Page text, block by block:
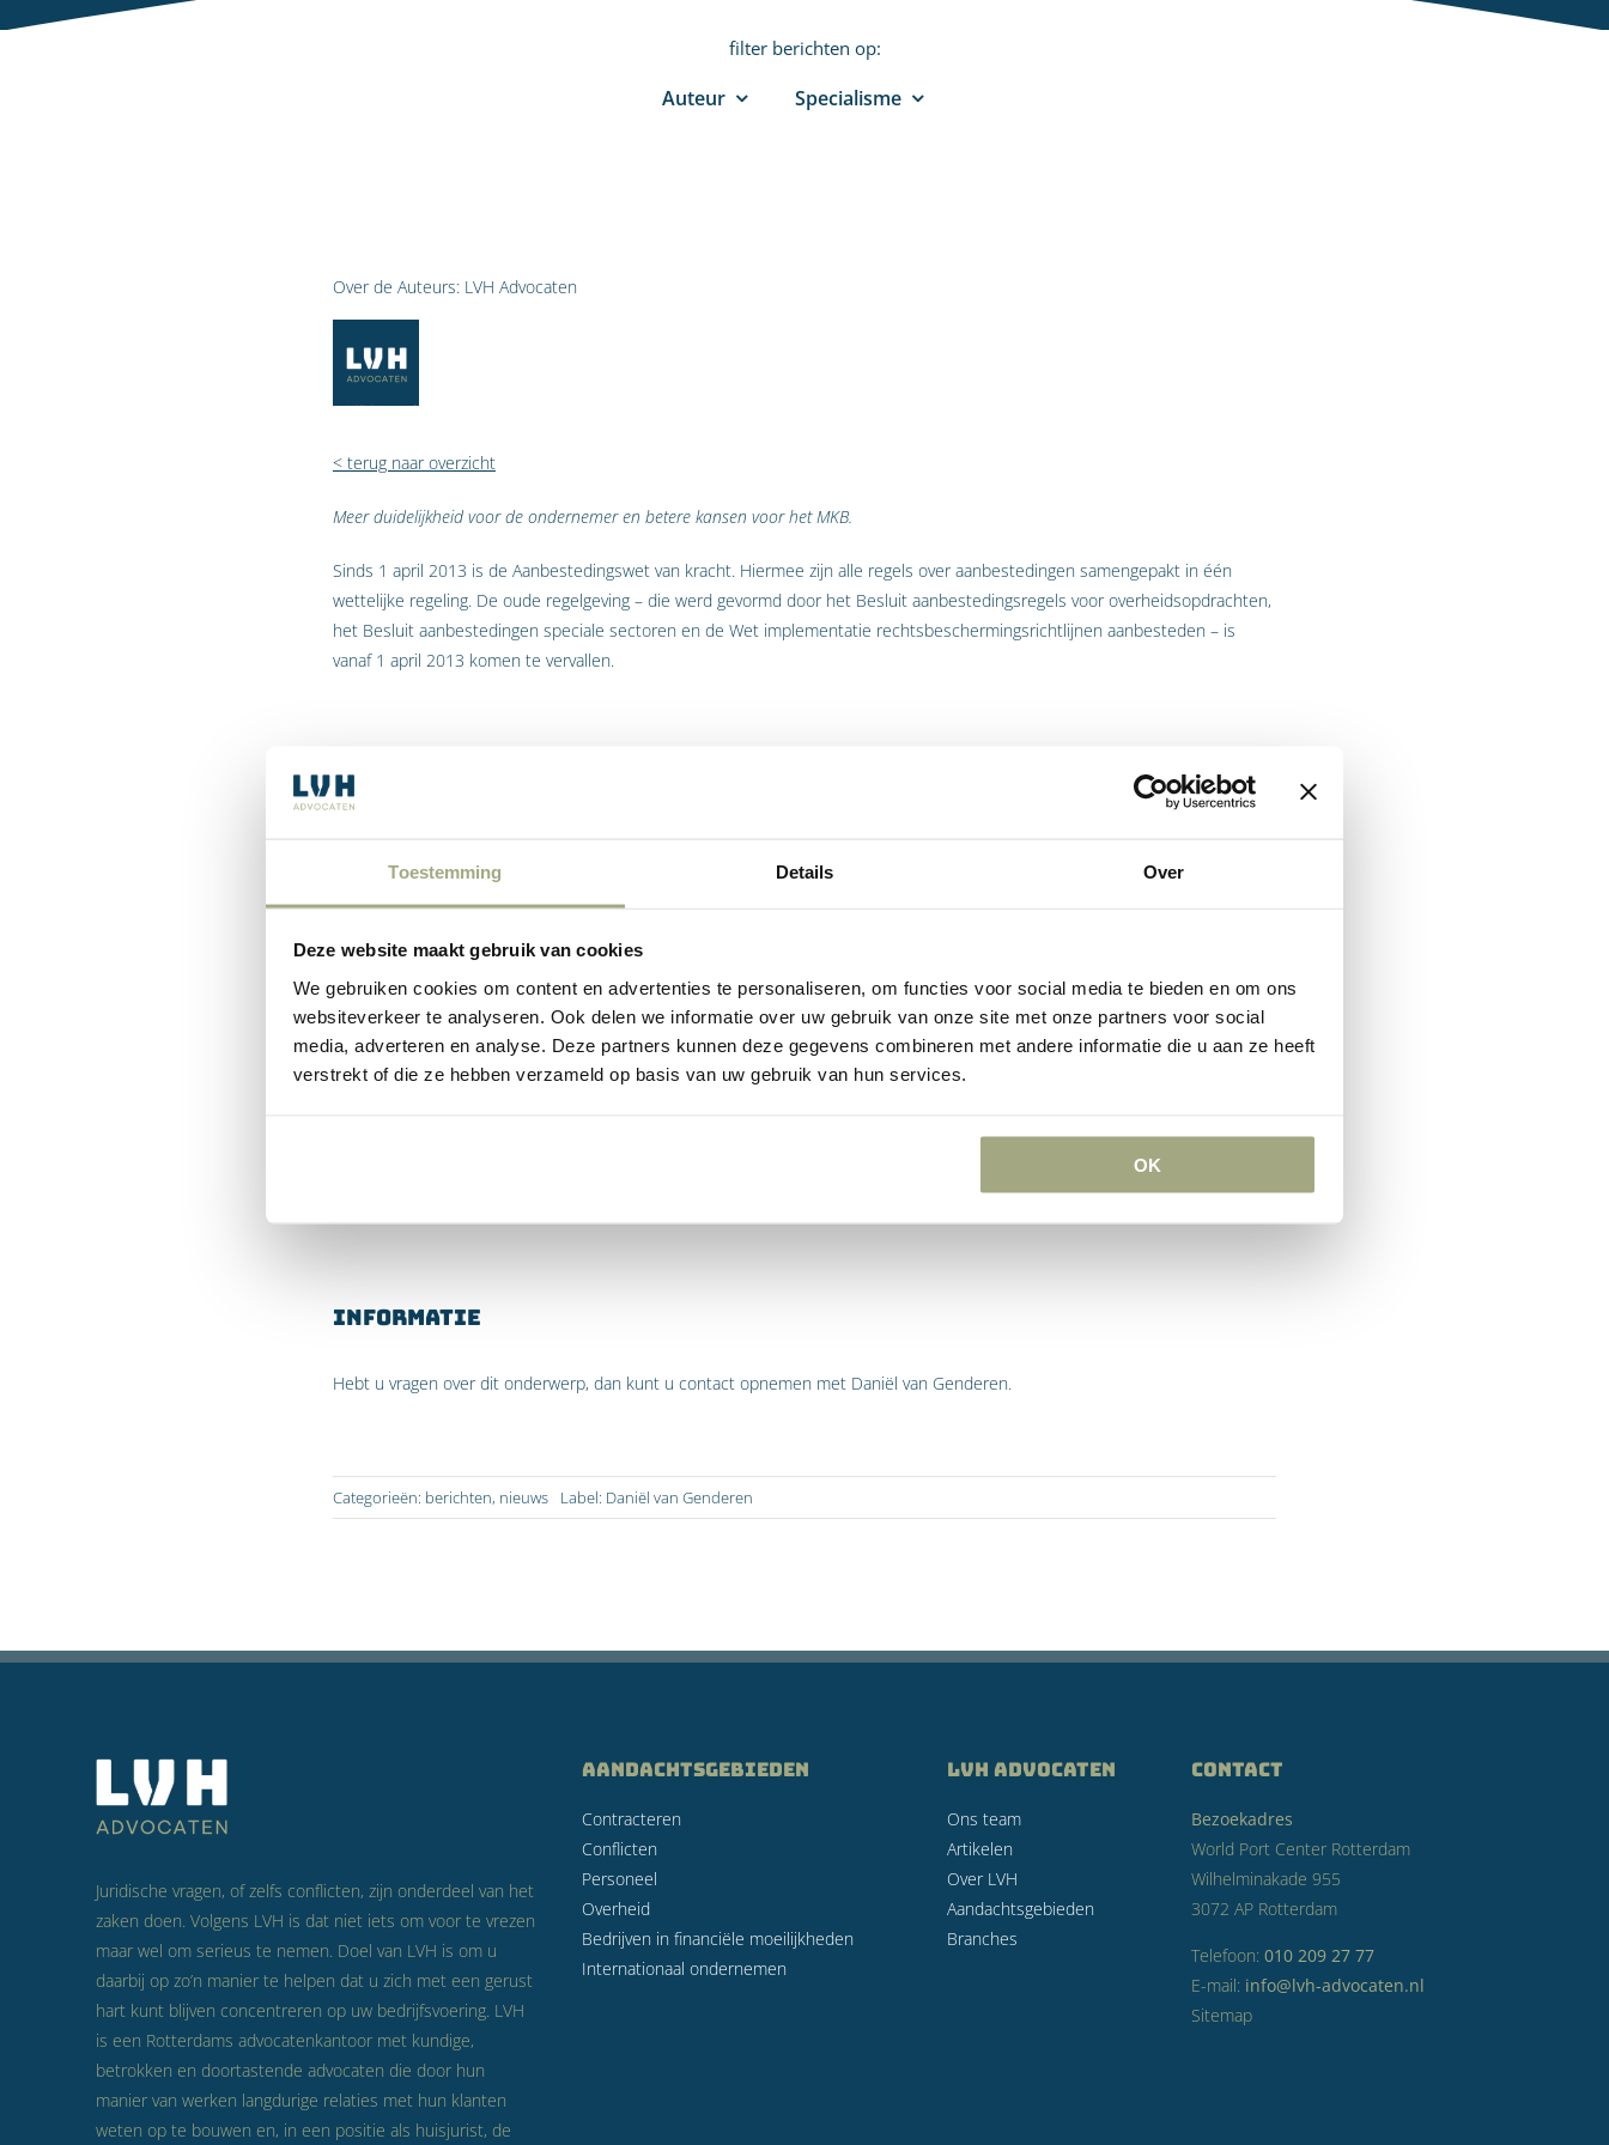
Toestemming Details Over
Deze website maakt gebruik van cookies
We gebruiken cookies om content en advertenties te personaliseren, om functies voor social media te bieden en om ons
websiteverkeer te analyseren. Ook delen we informatie over uw gebruik van onze site met onze partners voor social
media, adverteren en analyse. Deze partners kunnen deze gegevens combineren met andere informatie die u aan ze heeft
verstrekt of die ze hebben verzameld op basis van uw gebruik van hun services.
OK
filter berichten op:
Auteur Specialisme
Over de Auteurs: LVH Advocaten
< terug naar overzicht
Meer duidelijkheid voor de ondernemer en betere kansen voor het MKB.
Sinds 1 april 2013 is de Aanbestedingswet van kracht. Hiermee zijn alle regels over aanbestedingen samengepakt in één
wettelijke regeling. De oude regelgeving – die werd gevormd door het Besluit aanbestedingsregels voor overheidsopdrachten,
het Besluit aanbestedingen speciale sectoren en de Wet implementatie rechtsbeschermingsrichtlijnen aanbesteden – is
vanaf 1 april 2013 komen te vervallen.
Door één overkoepelende wettelijke regeling te vormen, maakt de Aanbestedingswet de regels over aanbestedingen
overzichtelijker. Dit komt de transparantie van aanbestedingsprocedures ten goede.
Om te beginnen moet de aanbestedende overheid bij iedere opdracht voortaan op objectieve gronden bepalen welk
verzoekt, moet de overheid de gemaakte keuze schriftelijk motiveren.
Daarnaast verbiedt de Aanbestedingswet het onnodig samenvoegen van opdrachten. Voor samenvoeging van twee of
meer kleinere opdrachten tot een grotere opdracht, moet de overheid een deugdelijke reden kunnen aanwijzen. Dit is
bedoeld om het midden- en kleinbedrijf een betere kans te geven in aanbestedingsprocedures. Grote ondernemingen
ondervinden nog te weinig concurrentie, omdat veel opdrachten te omvangrijk zijn voor kleinere partijen. Met deze
Een andere belangrijke wijziging betreft de termijn waarbinnen een inschrijver zich kan verzetten tegen een nadelige
uitkomst. Onder het vorige regime moest de teleurgestelde inschrijver minimaal 15 dagen krijgen om zich tot de
Informatie
Hebt u vragen over dit onderwerp, dan kunt u contact opnemen met Daniël van Genderen.
Categorieën: berichten, nieuws Label: Daniël van Genderen
Juridische vragen, of zelfs conflicten, zijn onderdeel van het
zaken doen. Volgens LVH is dat niet iets om voor te vrezen
maar wel om serieus te nemen. Doel van LVH is om u
daarbij op zo’n manier te helpen dat u zich met een gerust
hart kunt blijven concentreren op uw bedrijfsvoering. LVH
is een Rotterdams advocatenkantoor met kundige,
betrokken en doortastende advocaten die door hun
manier van werken langdurige relaties met hun klanten
weten op te bouwen en, in een positie als huisjurist, de
AANDACHTSGEBIEDEN
Contracteren
Conflicten
Personeel
Overheid
Bedrijven in financiële moeilijkheden
Internationaal ondernemen
LVH Advocaten
Ons team
Artikelen
Over LVH
Aandachtsgebieden
Branches
CONTACT
Bezoekadres
World Port Center Rotterdam
Wilhelminakade 955
3072 AP Rotterdam
Telefoon: 010 209 27 77
E-mail: info@lvh-advocaten.nl
Sitemap